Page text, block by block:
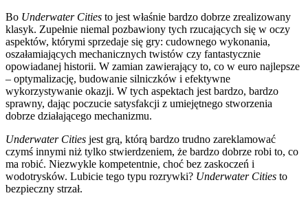
Bo Underwater Cities to jest właśnie bardzo dobrze zrealizowany
klasyk. Zupełnie niemal pozbawiony tych rzucających się w oczy
aspektów, którymi sprzedaje się gry: cudownego wykonania,
oszałamiających mechanicznych twistów czy fantastycznie
opowiadanej historii. W zamian zawierający to, co w euro najlepsze
– optymalizację, budowanie silniczków i efektywne
wykorzystywanie okazji. W tych aspektach jest bardzo, bardzo
sprawny, dając poczucie satysfakcji z umiejętnego stworzenia
dobrze działającego mechanizmu.
Underwater Cities jest grą, którą bardzo trudno zareklamować
czymś innymi niż tylko stwierdzeniem, że bardzo dobrze robi to, co
ma robić. Niezwykle kompetentnie, choć bez zaskoczeń i
wodotrysków. Lubicie tego typu rozrywki? Underwater Cities to
bezpieczny strzał.